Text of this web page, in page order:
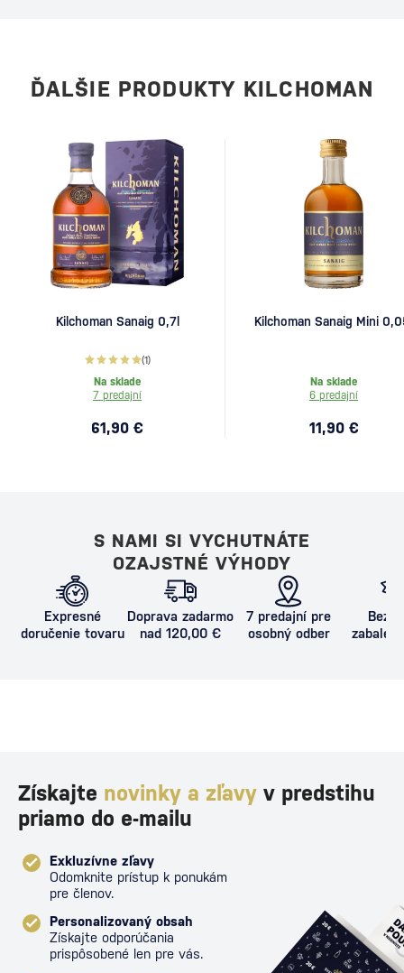
ĎALŠIE PRODUKTY KILCHOMAN
Kilchoman Sanaig 0,7l
(1)
Na sklade
7 predajní
61,90 €
Kilchoman Sanaig Mini
Na sklade
6 predajní
11,90 €
S NAMI SI VYCHUTNÁTE
OZAJSTNÉ VÝHODY
Expresné
doručenie tovaru
Doprava zadarmo
nad 120,00 €
7 predajní pre
osobný odber
Získajte novinky a zľavy v predstihu
priamo do e-mailu
Exkluzívne zľavy
Odomknite prístup k ponukám
pre členov.
Personalizovaný obsah
Získajte odporúčania
prispôsobené len pre vás.